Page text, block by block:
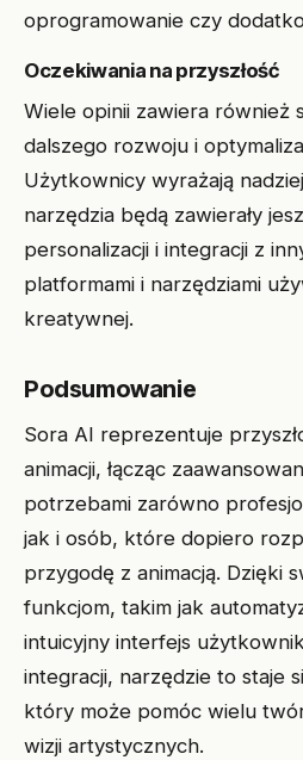
oprogramowanie czy
Oczekiwania na przyszłość
Wiele opinii zawiera również
dalszego rozwoju i
Użytkownicy wyrażają
narzędzia będą zawierały
personalizacji i integracji z
platformami i narzędziami
kreatywnej.
Podsumowanie
Sora AI reprezentuje
animacji, łącząc
potrzebami zarówno
jak i osób, które dopiero
przygodę z animacją. Dzięki
funkcjom, takim jak
intuicyjny interfejs
integracji, narzędzie to staje
który może pomóc wielu
wizji artystycznych.